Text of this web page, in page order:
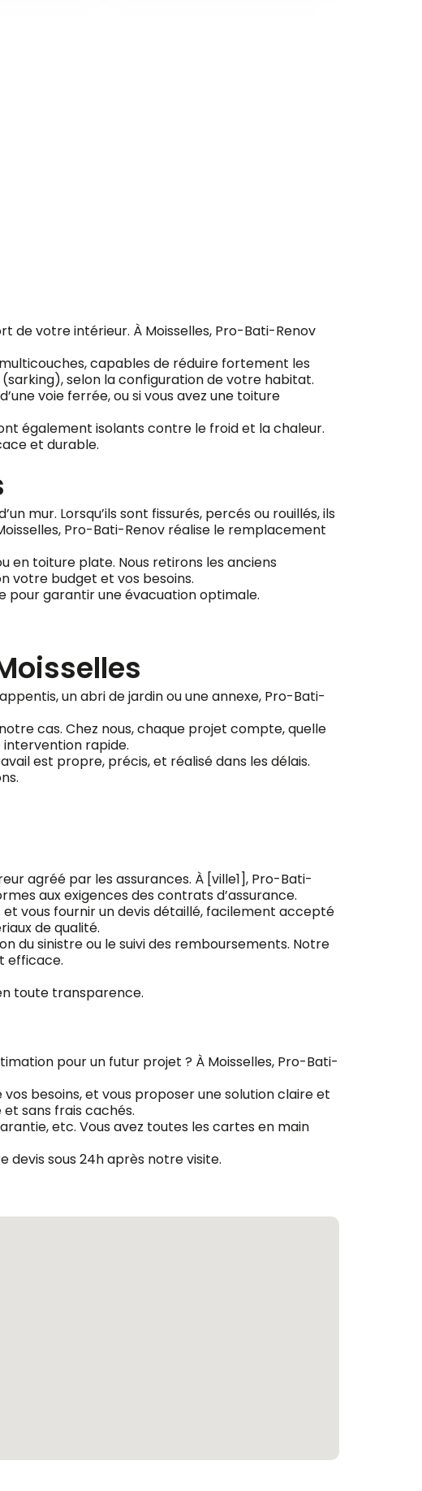
de votre intérieur. À Moisselles, Pro-Bati-Renov
capables de réduire fortement les
selon la configuration de votre habitat.
voie ferrée, ou si vous avez une toiture
également isolants contre le froid et la chaleur.
et durable.
mur. Lorsqu’ils sont fissurés, percés ou rouillés, ils
Pro-Bati-Renov réalise le remplacement
en toiture plate. Nous retirons les anciens
votre budget et vos besoins.
pour garantir une évacuation optimale.
un abri de jardin ou une annexe, Pro-Bati-
cas. Chez nous, chaque projet compte, quelle
intervention rapide.
est propre, précis, et réalisé dans les délais.
agréé par les assurances. À [ville1], Pro-Bati-
aux exigences des contrats d’assurance.
vous fournir un devis détaillé, facilement accepté
de qualité.
du sinistre ou le suivi des remboursements. Notre
efficace.
toute transparence.
pour un futur projet ? À Moisselles, Pro-Bati-
besoins, et vous proposer une solution claire et
sans frais cachés.
etc. Vous avez toutes les cartes en main
devis sous 24h après notre visite.